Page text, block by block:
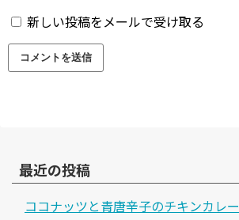
新しい投稿をメールで受け取る
最近の投稿
ココナッツと青唐辛子のチキンカレー